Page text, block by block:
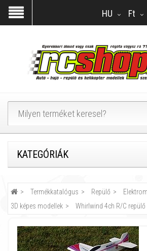
Ft
HU
KATEGÓRIÁK
Termékkatalógus Repülő
3D képes modellek
Whirlwind 4ch R/C repülő